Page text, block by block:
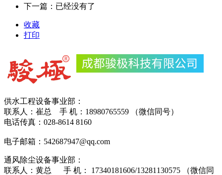
下一篇：已经没有了
收藏
打印
供水工程设备事业部：
联系人：崔总 手 机：18980765559 （微信同号）
电话传真：028-8614 8160
电子邮箱：542687947@qq.com
通风除尘设备事业部：
联系人：黄总 手 机： 17340181606/13281130575 （微信同